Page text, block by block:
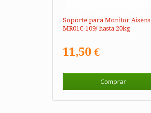
Soporte para Monitor Aisens
MR01C-109/ hasta 20kg
11,50 €
Comprar